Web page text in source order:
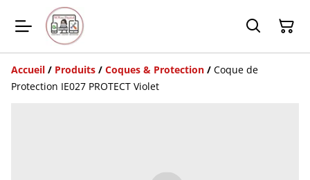
Accueil / Produits / Coques & Protection / Coque de
Protection IE027 PROTECT Violet